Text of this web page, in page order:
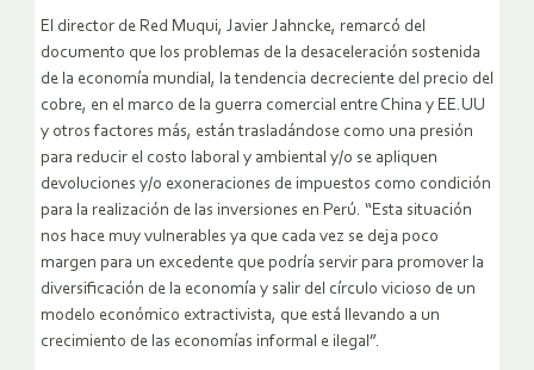
El director de Red Muqui, Javier Jahncke, remarcó del
documento que los problemas de la desaceleración sostenida
de la economía mundial, la tendencia decreciente del precio del
cobre, en el marco de la guerra comercial entre China y EE.UU
y otros factores más, están trasladándose como una presión
para reducir el costo laboral y ambiental y/o se apliquen
devoluciones y/o exoneraciones de impuestos como condición
para la realización de las inversiones en Perú. “Esta situación
nos hace muy vulnerables ya que cada vez se deja poco
margen para un excedente que podría servir para promover la
diversificación de la economía y salir del círculo vicioso de un
modelo económico extractivista, que está llevando a un
crecimiento de las economías informal e ilegal”.